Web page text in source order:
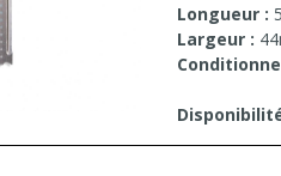
Longueur :
Largeur :